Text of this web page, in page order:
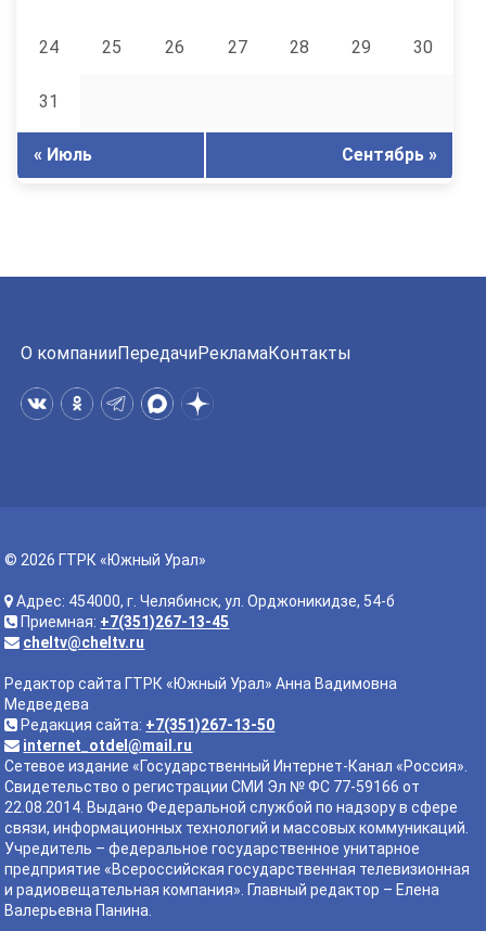
24 25 26 27 28 29 30
31
« Июль Сентябрь »
О компанииПередачиРекламаКонтакты
© 2026 ГТРК «Южный Урал»
Адрес: 454000, г. Челябинск, ул. Орджоникидзе, 54-б
Приемная: +7(351)267-13-45
cheltv@cheltv.ru
Редактор сайта ГТРК «Южный Урал» Анна Вадимовна
Медведева
Редакция сайта: +7(351)267-13-50
internet_otdel@mail.ru
Сетевое издание «Государственный Интернет-Канал «Россия».
Свидетельство о регистрации СМИ Эл № ФС 77-59166 от
22.08.2014. Выдано Федеральной службой по надзору в сфере
связи, информационных технологий и массовых коммуникаций.
Учредитель – федеральное государственное унитарное
предприятие «Всероссийская государственная телевизионная
и радиовещательная компания». Главный редактор – Елена
Валерьевна Панина.